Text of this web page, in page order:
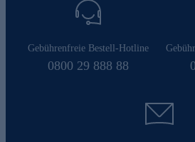
Gebührenfreie Bestell-Hotline
0800 29 888 88